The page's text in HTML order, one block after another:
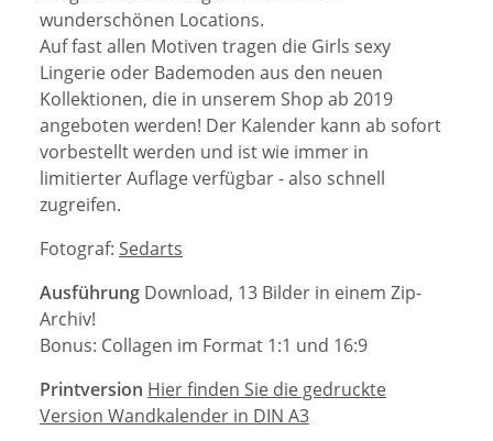
wunderschönen Locations.
Auf fast allen Motiven tragen die Girls sexy
Lingerie oder Bademoden aus den neuen
Kollektionen, die in unserem Shop ab 2019
angeboten werden! Der Kalender kann ab sofort
vorbestellt werden und ist wie immer in
limitierter Auflage verfügbar - also schnell
zugreifen.
Fotograf: Sedarts
Ausführung Download, 13 Bilder in einem Zip-
Archiv!
Bonus: Collagen im Format 1:1 und 16:9
Printversion Hier finden Sie die gedruckte
Version Wandkalender in DIN A3